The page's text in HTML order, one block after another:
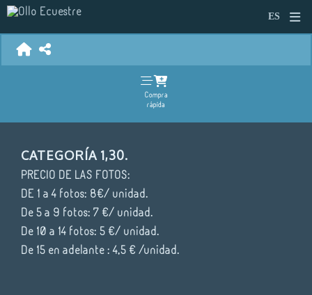
Compra
rápida
CATEGORÍA 1,30.
PRECIO DE LAS FOTOS:
DE 1 a 4 fotos: 8€/ unidad.
De 5 a 9 fotos: 7 €/ unidad.
De 10 a 14 fotos: 5 €/ unidad.
De 15 en adelante : 4,5 € /unidad.